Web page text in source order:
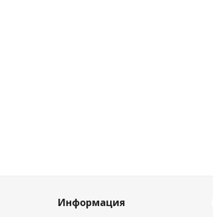
Информация